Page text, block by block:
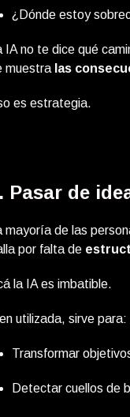
¿Dónde estoy
IA no te dice qué
muestra las
es estrategia.
Pasar de
mayoría de las
por falta de
la IA es imbatible.
utilizada, sirve para:
Transformar
Detectar cuellos de